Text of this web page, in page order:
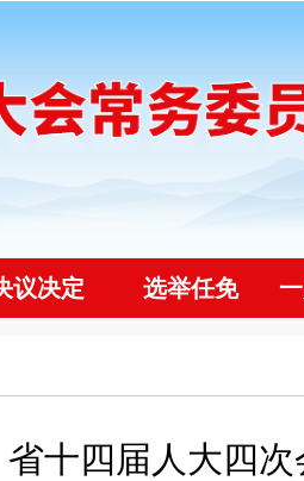
议决定 选举任免
省十四届人大四